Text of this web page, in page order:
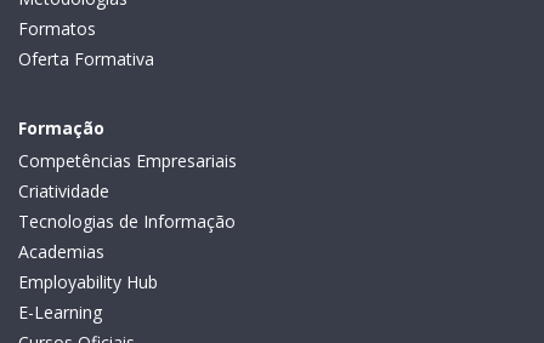
Formatos
Oferta Formativa
Formação
Competências Empresariais
Criatividade
Tecnologias de Informação
Academias
Employability Hub
E-Learning